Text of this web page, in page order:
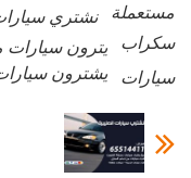
مستعملة
نشتري
سكراب
يترون سيارات
سيارات
يشترون